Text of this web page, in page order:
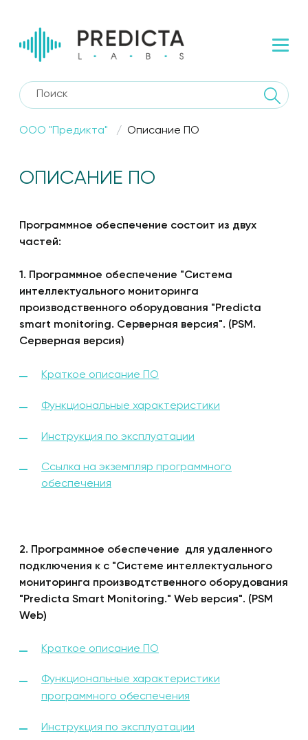
ООО "Предикта" Описание ПО
ОПИСАНИЕ ПО
Программное обеспечение состоит из двух
частей:
1. Программное обеспечение "Система
интеллектуального мониторинга
производственного оборудования "Predicta
smart monitoring. Серверная версия". (PSM.
Серверная версия)
Краткое описание ПО
Функциональные характеристики
Инструкция по эксплуатации
Ссылка на экземпляр программного
обеспечения
2. Программное обеспечение для удаленного
подключения к с "Системе интеллектуального
мониторинга производтственного оборудования
"Predicta Smart Monitoring." Web версия". (PSM
Web)
Краткое описание ПО
Функциональные характеристики
программного обеспечения
Инструкция по эксплуатации